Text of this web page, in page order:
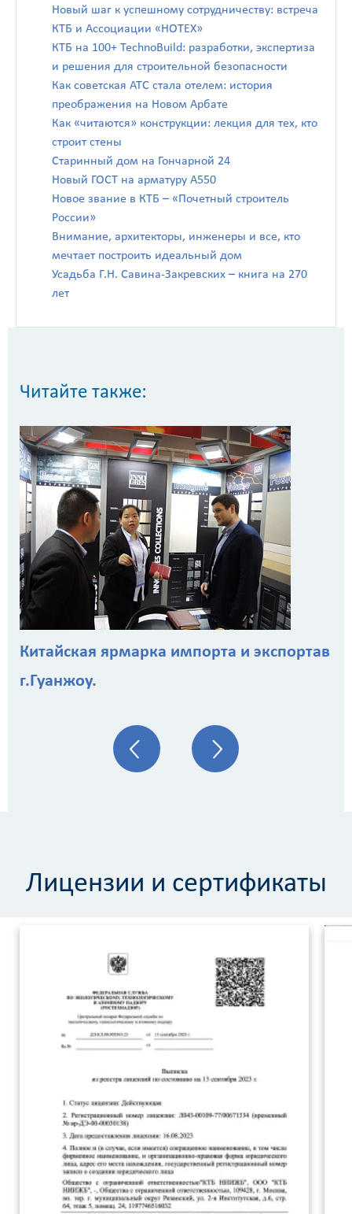
Новый шаг к успешному сотрудничеству: встреча
КТБ и Ассоциации «НОТЕХ»
КТБ на 100+ TechnoBuild: разработки, экспертиза
и решения для строительной безопасности
Как советская АТС стала отелем: история
преображения на Новом Арбате
Как «читаются» конструкции: лекция для тех, кто
строит стены
Старинный дом на Гончарной 24
Новый ГОСТ на арматуру А550
Новое звание в КТБ – «Почетный строитель
России»
Внимание, архитекторы, инженеры и все, кто
мечтает построить идеальный дом
Усадьба Г.Н. Савина-Закревских – книга на 270
лет
Читайте также:
Китайская ярмарка импорта и экспортав
г.Гуанжоу.
Лицензии и сертификаты